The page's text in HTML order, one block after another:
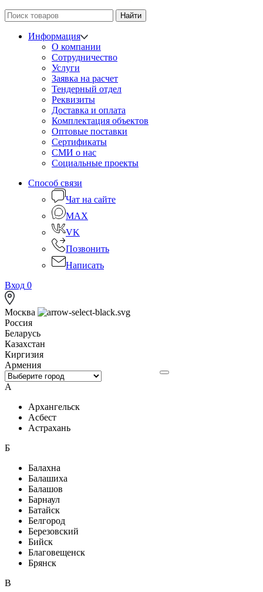
Найти
Информация
О компании
Сотрудничество
Услуги
Заявка на расчет
Тендерный отдел
Реквизиты
Доставка и оплата
Комплектация объектов
Оптовые поставки
Сертификаты
СМИ о нас
Социальные проекты
Способ связи
Чат на сайте
MAX
VK
Позвонить
Написать
Вход 0
Москва
Россия
Беларусь
Казахстан
Киргизия
Армения
А
Архангельск
Асбест
Астрахань
Б
Балахна
Балашиха
Балашов
Барнаул
Батайск
Белгород
Березовский
Бийск
Благовещенск
Брянск
В